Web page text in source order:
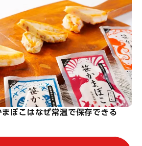
ぼこはなぜ常温で保存できる